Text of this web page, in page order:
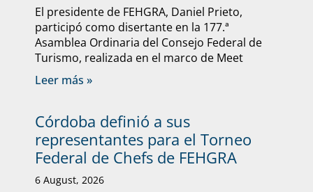
El presidente de FEHGRA, Daniel Prieto,
participó como disertante en la 177.ª
Asamblea Ordinaria del Consejo Federal de
Turismo, realizada en el marco de Meet
Leer más »
Córdoba definió a sus
representantes para el Torneo
Federal de Chefs de FEHGRA
6 August, 2026